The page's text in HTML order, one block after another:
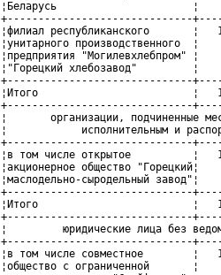
¦Беларусь
+------------------------------
¦филиал республиканского       ¦
¦унитарного
¦предприятия
¦"Горецкий хлебозавод"
+------------------------------
¦Итого                         ¦
+------------------------------
¦       организации, подчиненные
¦            исполнительным и
+------------------------------
¦в том числе открытое          ¦
¦акционерное общество
¦маслодельно-сыродельный
+------------------------------
¦Итого                         ¦
+------------------------------
¦         юридические лица без
+------------------------------
¦в том числе совместное        ¦
¦общество с ограниченной